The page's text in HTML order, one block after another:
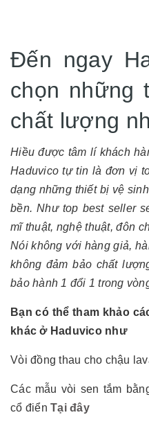
Đến ngay
chọn những
chất lượng
Hiều được tâm lí khách
Haduvico tự tin là đơn vị
dạng những thiết bị vệ
bền. Như top best seller
mĩ thuật, nghệ thuật, đôn
Nói không với hàng giả,
không đảm bảo chất
bảo hành 1 đổi 1 trong
Bạn có thể tham khảo
khác ở Haduvico như
Vòi đồng thau cho chậu
Các mẫu vòi sen tắm
cổ điển Tại đây